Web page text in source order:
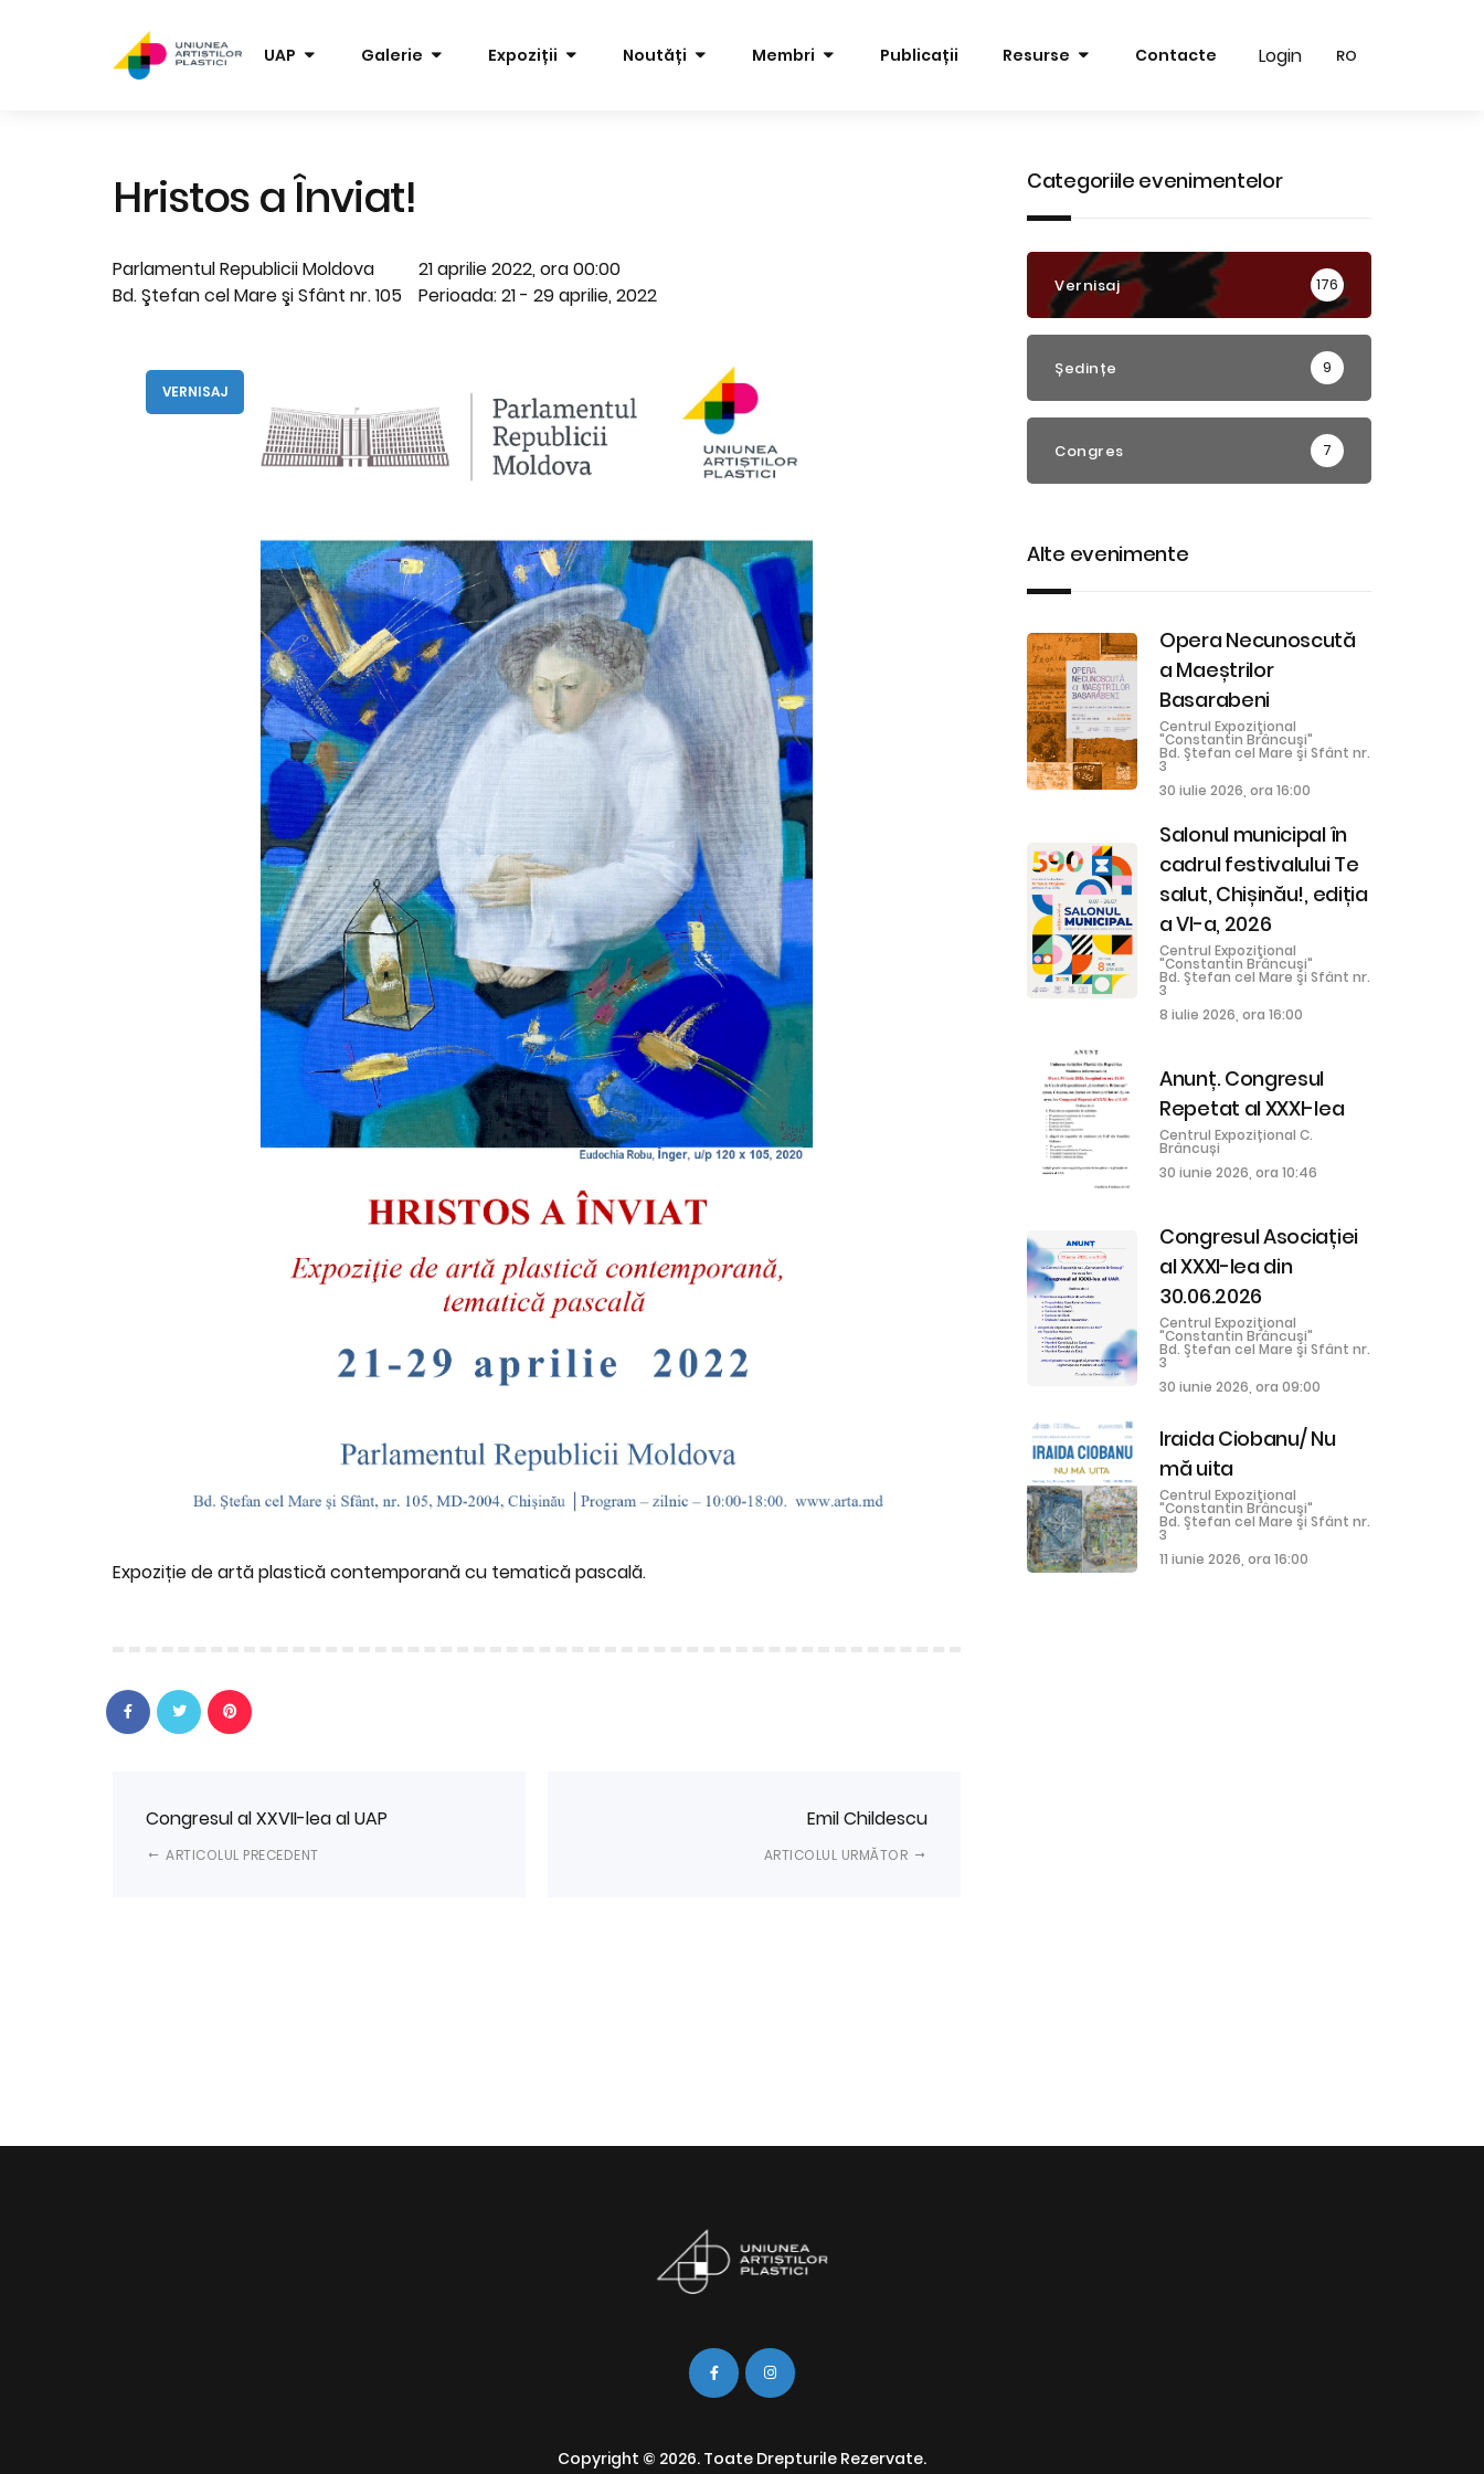
Login
UAP Galerie Expoziții Noutăți Membri Publicații Resurse Contacte Login RO
Hristos a Înviat!
Parlamentul Republicii Moldova
Bd. Ştefan cel Mare şi Sfânt nr. 105
21 aprilie 2022, ora 00:00
Perioada: 21 - 29 aprilie, 2022
VERNISAJ
Expoziție de artă plastică contemporană cu tematică pascală.
Congresul al XXVII-lea al UAP
ARTICOLUL PRECEDENT
Emil Childescu
ARTICOLUL URMĂTOR
Categoriile evenimentelor
Vernisaj 176
Ședințe 9
Congres 7
Alte evenimente
Opera Necunoscută
a Maeștrilor
Basarabeni
Centrul Expoziţional
"Constantin Brâncuşi"
Bd. Ştefan cel Mare şi Sfânt nr.
3
30 iulie 2026, ora 16:00
Salonul municipal în
cadrul festivalului Te
salut, Chișinău!, ediția
a VI-a, 2026
Centrul Expoziţional
"Constantin Brâncuşi"
Bd. Ştefan cel Mare şi Sfânt nr.
3
8 iulie 2026, ora 16:00
Anunț. Congresul
Repetat al XXXI-lea
Centrul Expozițional C.
Brâncuși
30 iunie 2026, ora 10:46
Congresul Asociației
al XXXI-lea din
30.06.2026
Centrul Expoziţional
"Constantin Brâncuşi"
Bd. Ştefan cel Mare şi Sfânt nr.
3
30 iunie 2026, ora 09:00
Iraida Ciobanu/ Nu
mă uita
Centrul Expoziţional
"Constantin Brâncuşi"
Bd. Ştefan cel Mare şi Sfânt nr.
3
11 iunie 2026, ora 16:00
Copyright © 2026. Toate Drepturile Rezervate.